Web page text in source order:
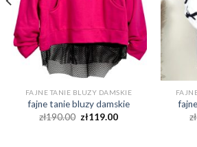
FAJNE TANIE BLUZY DAMSKIE
fajne tanie bluzy damskie
zł190.00 zł119.00
zł